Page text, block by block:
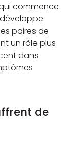
commence
paires de
un rôle plus
dans
de